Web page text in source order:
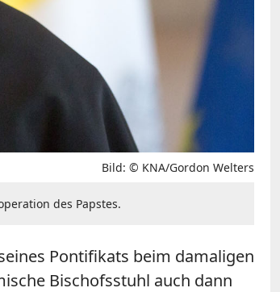
Bild: © KNA/Gordon Welters
des Papstes.
Pontifikats beim damaligen
Bischofsstuhl auch dann